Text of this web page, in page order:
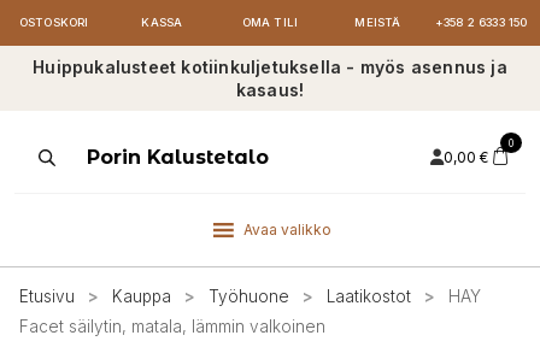
OSTOSKORI KASSA OMA TILI MEISTÄ +358 2 6333 150
Huippukalusteet kotiinkuljetuksella - myös asennus ja
kasaus!
ProductsPorin Kalustetalo 0,00 €
0
Avaa valikko
Etusivu > Kauppa > Työhuone > Laatikostot >
HAY
Facet säilytin, matala, lämmin valkoinen